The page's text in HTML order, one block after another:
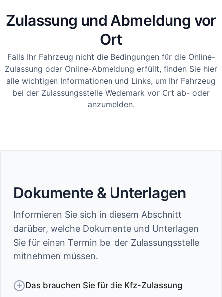
Zulassung und Abmeldung vor
Ort
Falls Ihr Fahrzeug nicht die Bedingungen für die Online-
Zulassung oder Online-Abmeldung erfüllt, finden Sie hier
alle wichtigen Informationen und Links, um Ihr Fahrzeug
bei der Zulassungsstelle Wedemark vor Ort ab- oder
anzumelden.
Dokumente & Unterlagen
Informieren Sie sich in diesem Abschnitt
darüber, welche Dokumente und Unterlagen
Sie für einen Termin bei der Zulassungsstelle
mitnehmen müssen.
Das brauchen Sie für die Kfz-Zulassung